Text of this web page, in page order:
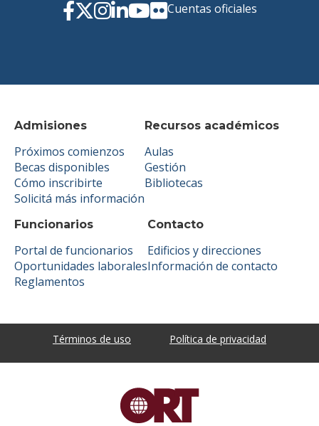
Admisiones
Próximos comienzos
Becas disponibles
Cómo inscribirte
Solicitá más información
Recursos académicos
Aulas
Gestión
Bibliotecas
Funcionarios
Portal de funcionarios
Oportunidades laborales
Reglamentos
Contacto
Edificios y direcciones
Información de contacto
Cuentas oficiales
Términos de uso Política de privacidad